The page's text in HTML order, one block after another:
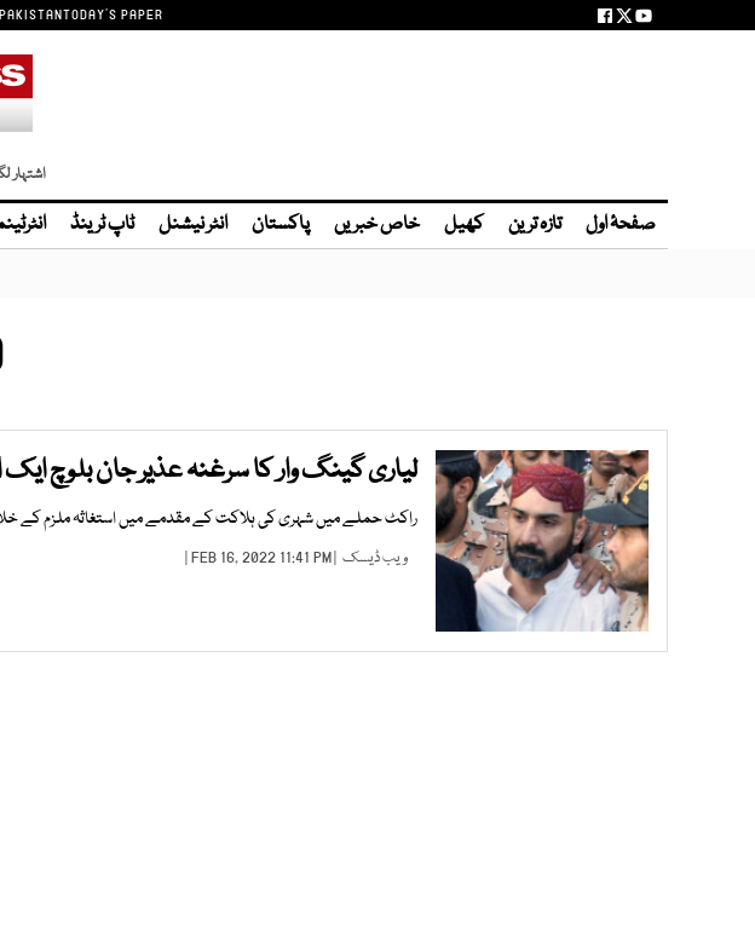
TODAY'S PAPER
اشتہار
صفحۂ اول تازہ ترین کھیل خاص خبریں پاکستان انٹر نیشنل ٹاپ ٹرینڈ
لیاری گینگ وار کا سرغنہ عذیر جان بلوچ
راکٹ حملے میں شہری کی ہلاکت کے مقدمے میں استغاثہ ملزم کے خلاف
ویب ڈیسک | FEB 16, 2022 11:41 PM |